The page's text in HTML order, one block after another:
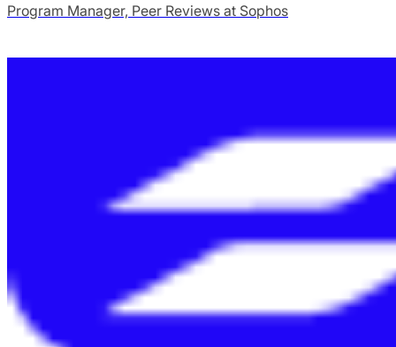
Program Manager, Peer Reviews at Sophos